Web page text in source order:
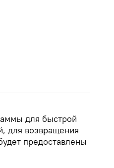
для быстрой
для возвращения
предоставлены